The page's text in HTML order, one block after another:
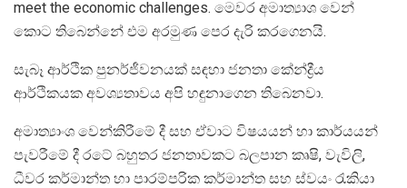
meet the economic challenges. මෙවර අමාත්‍යාශ වෙන්
කොට තිබෙන්නේ එම අරමුණ පෙර දැරි කරගෙනයි.
සැබෑ ආර්ථික පුනර්ජීවනයක් සඳහා ජනතා කේන්ද්‍රීය
ආර්ථිකයක අවශ්‍යතාවය අපි හඳුනාගෙන තිබෙනවා.
අමාත්‍යාංශ වෙන්කිරීමේ දී සහ ඒවාට විෂයයන් හා කාර්යයන්
පැවරීමේ දී රටේ බහුතර ජනතාවකට බලපාන කෘෂි, වැවිලි,
ධීවර කර්මාන්ත හා පාරම්පරික කර්මාන්ත සහ ස්වයං රැකියා